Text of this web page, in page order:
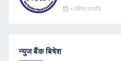
५ महिना अगाडि
न्युज बैंक बिषेश